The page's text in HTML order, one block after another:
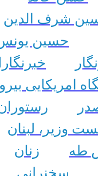
شرف الدین
حسین
امریکایی
وزیر، لبنان
طه
زنان
سخنرانی